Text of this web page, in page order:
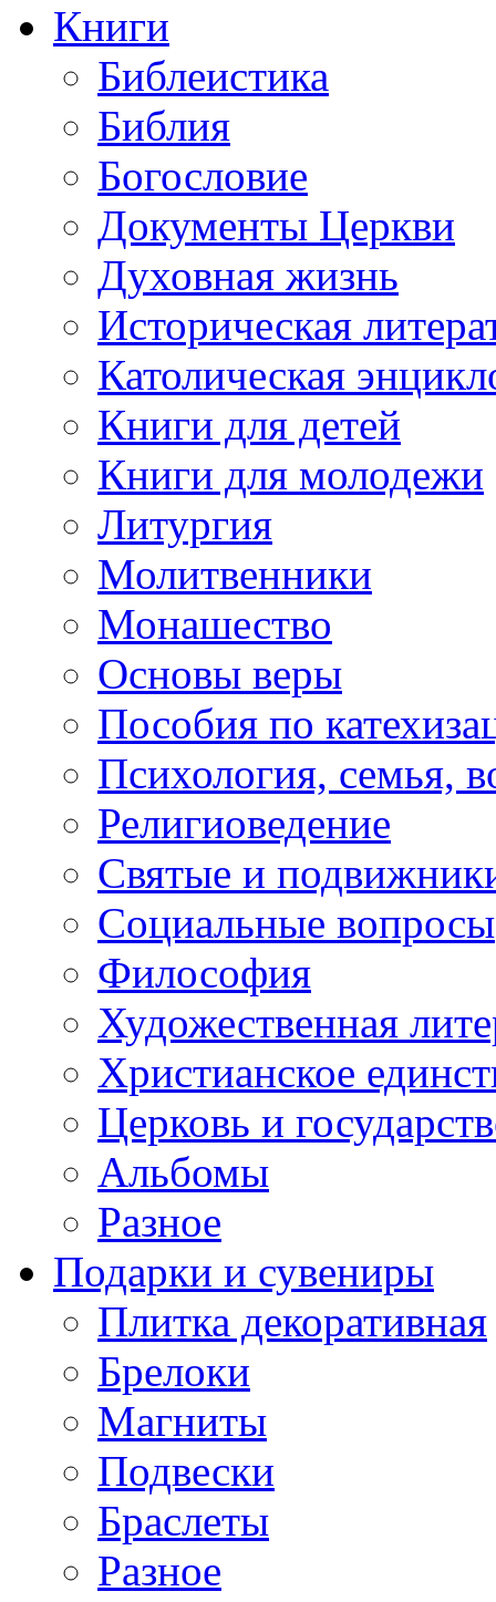
Книги
Библеистика
Библия
Богословие
Документы Церкви
Духовная жизнь
Историческая
Католическая
Книги для детей
Книги для молодежи
Литургия
Молитвенники
Монашество
Основы веры
Пособия по
Психология, семья,
Религиоведение
Святые и
Социальные вопросы
Философия
Художественная
Христианское
Церковь и
Альбомы
Разное
Подарки и сувениры
Плитка декоративная
Брелоки
Магниты
Подвески
Браслеты
Разное